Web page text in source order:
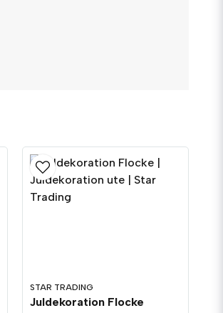
STAR TRADING
Juldekoration Flocke